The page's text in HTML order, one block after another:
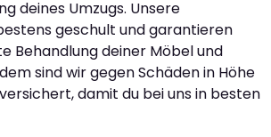
deines Umzugs. Unsere
geschult und garantieren
Behandlung deiner Möbel und
sind wir gegen Schäden in Höhe
versichert, damit du bei uns in besten